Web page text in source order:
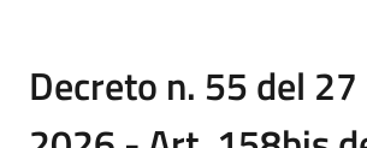
Decreto n. 55 del